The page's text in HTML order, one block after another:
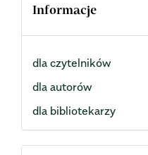
Informacje
dla czytelników
dla autorów
dla bibliotekarzy